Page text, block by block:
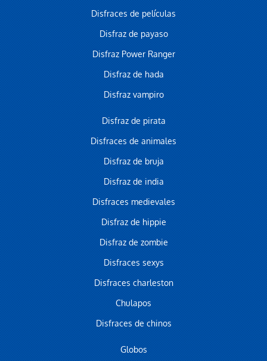
Disfraces de películas
Disfraz de payaso
Disfraz Power Ranger
Disfraz de hada
Disfraz vampiro
Disfraz de pirata
Disfraces de animales
Disfraz de bruja
Disfraz de india
Disfraces medievales
Disfraz de hippie
Disfraz de zombie
Disfraces sexys
Disfraces charleston
Chulapos
Disfraces de chinos
Globos